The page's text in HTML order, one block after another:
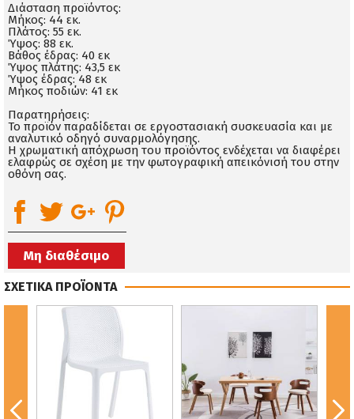
Διάσταση προϊόντος:
Μήκος: 44 εκ.
Πλάτος: 55 εκ.
Ύψος: 88 εκ.
Βάθος έδρας: 40 εκ
Ύψος πλάτης: 43,5 εκ
Ύψος έδρας: 48 εκ
Μήκος ποδιών: 41 εκ
Παρατηρήσεις:
Το προϊόν παραδίδεται σε εργοστασιακή συσκευασία και με
αναλυτικό οδηγό συναρμολόγησης.
Η χρωματική απόχρωση του προϊόντος ενδέχεται να διαφέρει
ελαφρώς σε σχέση με την φωτογραφική απεικόνισή του στην
οθόνη σας.
Μη διαθέσιμο
ΣΧΕΤΙΚΑ ΠΡΟΪΟΝΤΑ